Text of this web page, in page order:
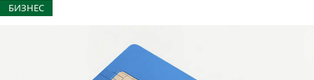
БИЗНЕС